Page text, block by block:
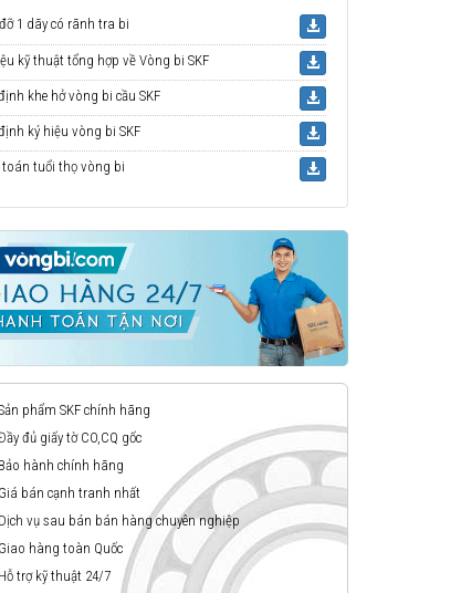
1 dãy có rãnh tra bi
kỹ thuật tổng hợp về Vòng bi SKF
khe hở vòng bi cầu SKF
ký hiệu vòng bi SKF
tuổi thọ vòng bi
phẩm SKF chính hãng
đủ giấy tờ CO,CQ gốc
Bảo hành chính hãng
Giá bán cạnh tranh nhất
Dịch vụ sau bán bán hàng chuyên nghiệp
Giao hàng toàn Quốc
Hỗ trợ kỹ thuật 24/7